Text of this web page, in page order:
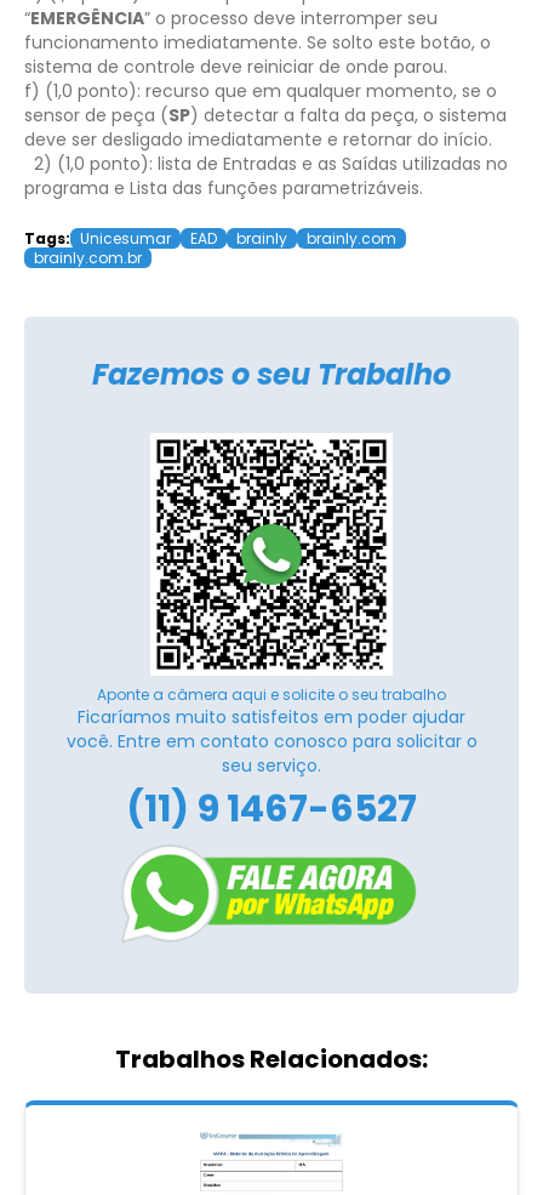
“EMERGÊNCIA” o processo deve interromper seu
funcionamento imediatamente. Se solto este botão, o
sistema de controle deve reiniciar de onde parou.
f) (1,0 ponto): recurso que em qualquer momento, se o
sensor de peça (SP) detectar a falta da peça, o sistema
deve ser desligado imediatamente e retornar do início.
2) (1,0 ponto): lista de Entradas e as Saídas utilizadas no
programa e Lista das funções parametrizáveis.
Tags: Unicesumar EAD brainly
brainly.com
brainly.com.br
Fazemos o seu Trabalho
Aponte a câmera aqui e solicite o seu trabalho
Ficaríamos muito satisfeitos em poder ajudar
você. Entre em contato conosco para solicitar o
seu serviço.
(11) 9 1467-6527
Trabalhos Relacionados: